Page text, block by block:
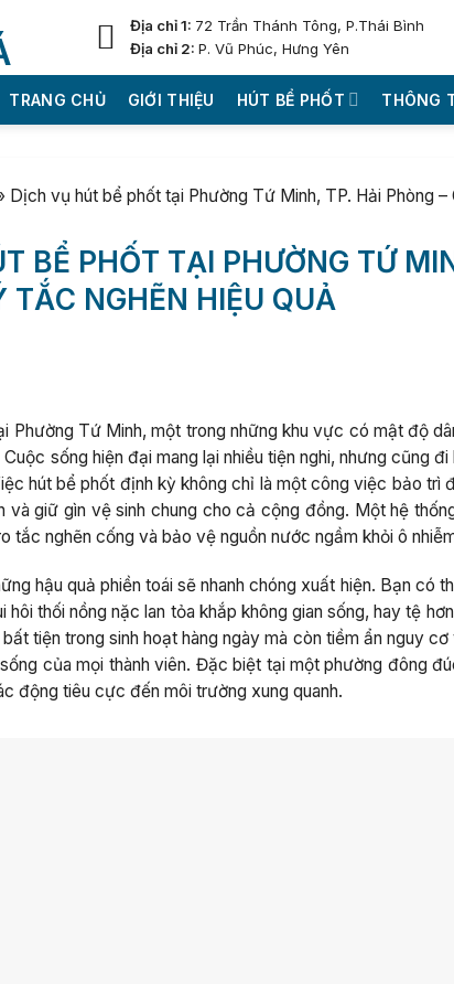
Địa chỉ 1: 72 Trần Thánh Tông, P.Thái Bình
Địa chỉ 2:P. Vũ Phúc, Hưng Yên
TRANG CHỦ GIỚI THIỆU HÚT BỂ PHỐT THÔNG
Dịch vụ hút bể phốt tại Phường Tứ Minh, TP. Hải Phòng
BỂ PHỐT TẠI PHƯỜNG TỨ
TẮC NGHẼN HIỆU QUẢ
Phường Tứ Minh, một trong những khu vực có mật độ
Cuộc sống hiện đại mang lại nhiều tiện nghi, nhưng cũng
hút bể phốt định kỳ không chỉ là một công việc bảo trì
và giữ gìn vệ sinh chung cho cả cộng đồng. Một hệ
tắc nghẽn cống và bảo vệ nguồn nước ngầm khỏi ô
hậu quả phiền toái sẽ nhanh chóng xuất hiện. Bạn có
hôi thối nồng nặc lan tỏa khắp không gian sống, hay tệ
tiện trong sinh hoạt hàng ngày mà còn tiềm ẩn nguy
của mọi thành viên. Đặc biệt tại một phường đông
động tiêu cực đến môi trường xung quanh.